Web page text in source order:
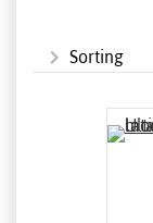
Sorting